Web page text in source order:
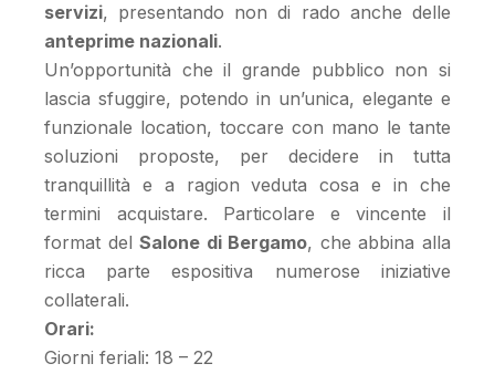
servizi, presentando non di rado anche delle
anteprime nazionali.
Un’opportunità che il grande pubblico non si
lascia sfuggire, potendo in un’unica, elegante e
funzionale location, toccare con mano le tante
soluzioni proposte, per decidere in tutta
tranquillità e a ragion veduta cosa e in che
termini acquistare. Particolare e vincente il
format delSalone di Bergamo, che abbina alla
ricca parte espositiva numerose iniziative
collaterali.
Orari:
Giorni feriali: 18 – 22